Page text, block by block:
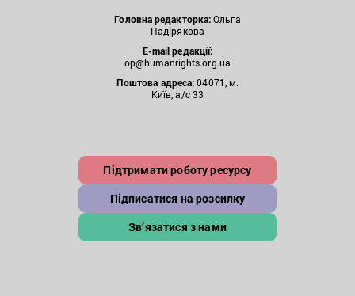
Головна редакторка:Ольга
Падірякова
E-mail редакції:
op@humanrights.org.ua
Поштова адреса:04071, м.
Київ, а/с 33
Підтримати роботу ресурсу
Підписатися на розсилку
Зв’язатися з нами